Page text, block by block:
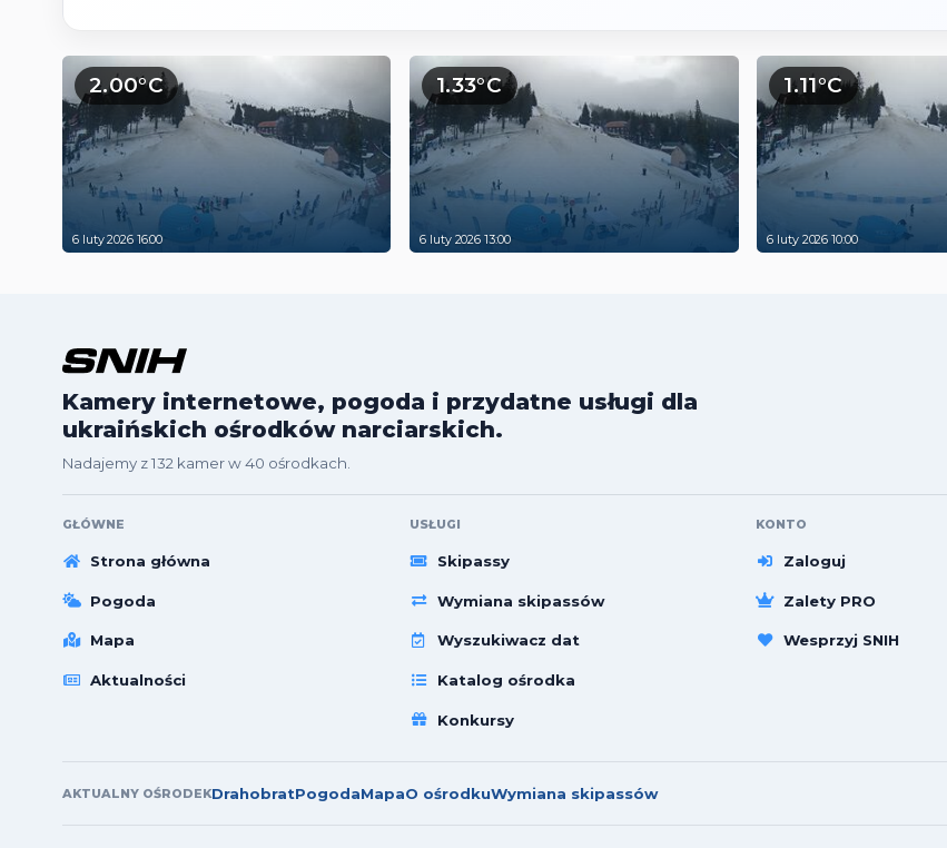
2.00°C
6 luty 2026 16:00
1.33°C
6 luty 2026 13:00
1.11°C
6 luty 2026 10:00
Kamery internetowe, pogoda i przydatne usługi dla
ukraińskich ośrodków narciarskich.
Nadajemy z 132 kamer w 40 ośrodkach.
GŁÓWNE
Strona główna
Pogoda
Mapa
Aktualności
USŁUGI
Skipassy
Wymiana skipassów
Wyszukiwacz dat
Katalog ośrodka
Konkursy
KONTO
Zaloguj
Zalety PRO
Wesprzyj SNIH
AKTUALNY OŚRODEKDrahobratPogodaMapaO ośrodkuWymiana skipassów